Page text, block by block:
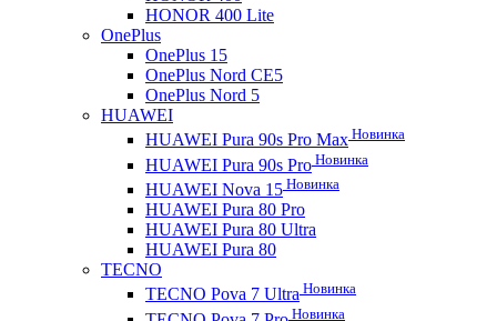
HONOR 400 Lite
OnePlus
OnePlus 15
OnePlus Nord CE5
OnePlus Nord 5
HUAWEI
HUAWEI Pura 90s Pro Max Новинка
HUAWEI Pura 90s Pro Новинка
HUAWEI Nova 15 Новинка
HUAWEI Pura 80 Pro
HUAWEI Pura 80 Ultra
HUAWEI Pura 80
TECNO
TECNO Pova 7 Ultra Новинка
Новинка